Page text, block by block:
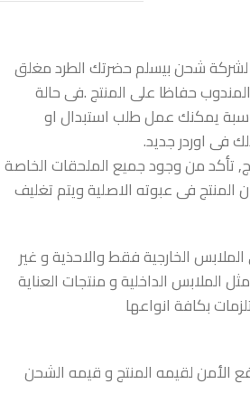
شحن بيسلم حضرتك الطرد مغلق
حفاظا على المنتج .فى حالة
يمكنك عمل طلب استبدال او
فى اوردر جديد.
تأكد من وجود جميع الملحقات الخاصة
المنتج فى عبوته الاصلية ويتم تغليف
الخارجية فقط والاحذية و غير
الملابس الداخلية و منتجات العناية
بكافة انواعها
الأمن لقيمه المنتج و قيمه الشحن